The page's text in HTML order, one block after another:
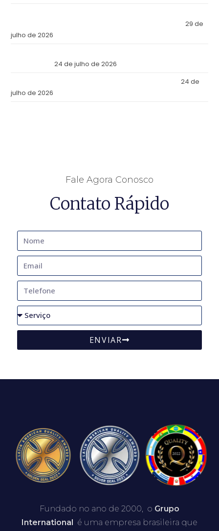
29 de
julho de 2026
24 de julho de 2026
24 de
julho de 2026
Fale Agora Conosco
Contato Rápido
ENVIAR
Fundado no ano de 2000, o Grupo
International é uma empresa brasileira que